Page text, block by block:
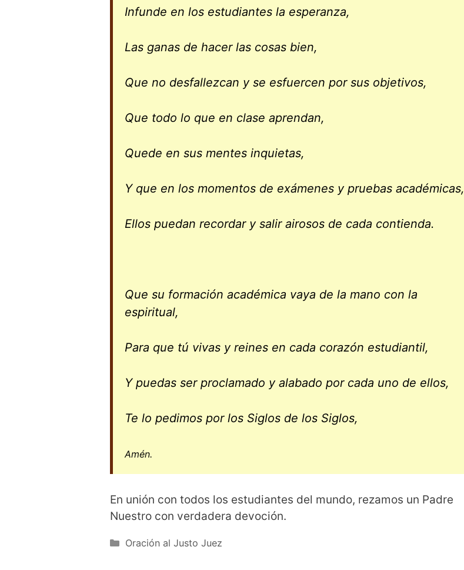
Infunde en los estudiantes la esperanza,
Las ganas de hacer las cosas bien,
Que no desfallezcan y se esfuercen por sus objetivos,
Que todo lo que en clase aprendan,
Quede en sus mentes inquietas,
Y que en los momentos de exámenes y pruebas académicas,
Ellos puedan recordar y salir airosos de cada contienda.
Que su formación académica vaya de la mano con la
espiritual,
Para que tú vivas y reines en cada corazón estudiantil,
Y puedas ser proclamado y alabado por cada uno de ellos,
Te lo pedimos por los Siglos de los Siglos,
Amén.
En unión con todos los estudiantes del mundo, rezamos un Padre
Nuestro con verdadera devoción.
Categorías
Oración al Justo Juez